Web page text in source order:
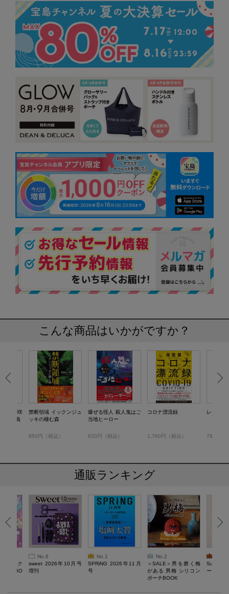
こんな商品はいかがですか？
謎 桜咲
承講義
禁断領域 イックンジュ
ッキの棲む森
850円（税込）
爆ぜる怪人 殺人鬼はご
当地ヒーロー
820円（税込）
コロナ漂流録
1,760円（税込）
レモンと
780円（
通販ランキング
るスク
ぷにBO
No.6
sweet 2026年10月号
増刊
No.1
SPRiNG 2026年11月
号
No.2
＜SALE＞男を磨く梅
がある 男梅 シリコン
ポーチBOOK
ーツチャ